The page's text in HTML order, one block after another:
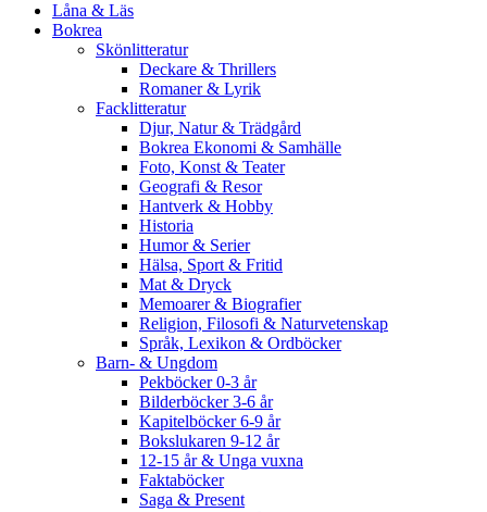
Låna & Läs
Bokrea
Skönlitteratur
Deckare & Thrillers
Romaner & Lyrik
Facklitteratur
Djur, Natur & Trädgård
Bokrea Ekonomi & Samhälle
Foto, Konst & Teater
Geografi & Resor
Hantverk & Hobby
Historia
Humor & Serier
Hälsa, Sport & Fritid
Mat & Dryck
Memoarer & Biografier
Religion, Filosofi & Naturvetenskap
Språk, Lexikon & Ordböcker
Barn- & Ungdom
Pekböcker 0-3 år
Bilderböcker 3-6 år
Kapitelböcker 6-9 år
Bokslukaren 9-12 år
12-15 år & Unga vuxna
Faktaböcker
Saga & Present